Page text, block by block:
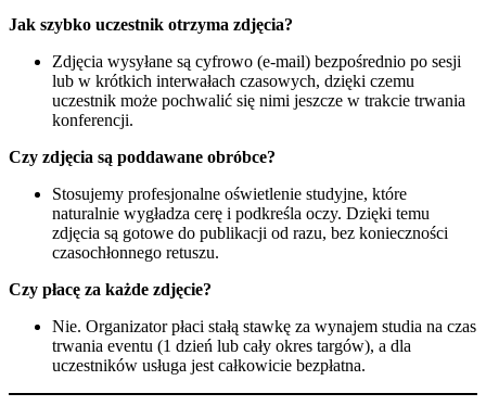
Jak szybko uczestnik otrzyma zdjęcia?
Zdjęcia wysyłane są cyfrowo (e-mail) bezpośrednio po sesji
lub w krótkich interwałach czasowych, dzięki czemu
uczestnik może pochwalić się nimi jeszcze w trakcie trwania
konferencji.
Czy zdjęcia są poddawane obróbce?
Stosujemy profesjonalne oświetlenie studyjne, które
naturalnie wygładza cerę i podkreśla oczy. Dzięki temu
zdjęcia są gotowe do publikacji od razu, bez konieczności
czasochłonnego retuszu.
Czy płacę za każde zdjęcie?
Nie. Organizator płaci stałą stawkę za wynajem studia na czas
trwania eventu (1 dzień lub cały okres targów), a dla
uczestników usługa jest całkowicie bezpłatna.